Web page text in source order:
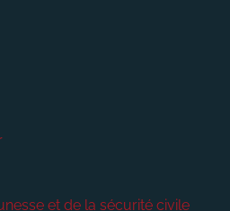
et de la sécurité civile